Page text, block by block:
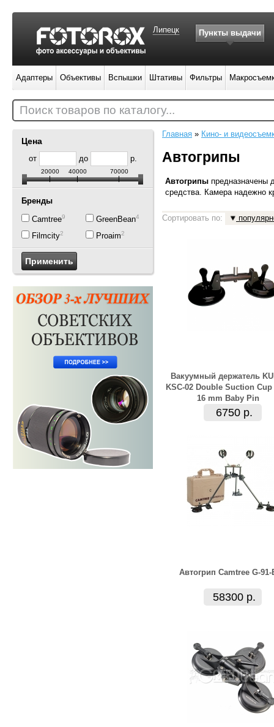
Цена
от до р.
20000 40000 70000
Бренды
Camtree9
Filmcity2
GreenBean4
Proaim2
Главная » Кино- и
Автогрипы
Автогрипы предназначены
средства. Камера надежно
Сортировать по:
Вакуумный держатель
KSC-02 Double Suction
16 mm Baby Pin
6750 р.
Автогрип Camtree G-91-
58300 р.
Липецк Пункты выдачи
Адаптеры Объективы Вспышки Штативы Фильтры
Поиск товаров по каталогу...